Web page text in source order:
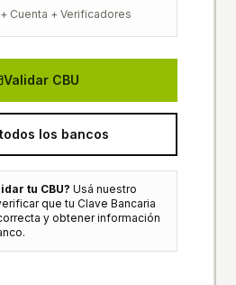
Cuenta + Verificadores
Validar CBU
los bancos
tu CBU? Usá nuestro
que tu Clave Bancaria
y obtener información